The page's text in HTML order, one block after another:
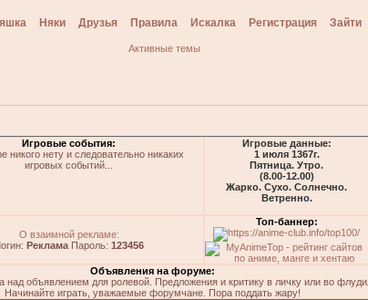
Няки Друзья Правила Искалка Регистрация Зайти
Активные темы
Игровые события:
никого нету и следовательно никаких
игровых событий...
Игровые данные:
1 июля 1367г.
Пятница. Утро.
(8.00-12.00)
Жарко. Сухо. Солнечно.
Ветренно.
О взаимной рекламе:
РекламаПароль: 123456
Топ-баннер:
Объявления на форуме:
над объявлением для ролевой. Предложения и критику в личку или во
Начинайте играть, уважаемые форумчане. Пора поддать жару!